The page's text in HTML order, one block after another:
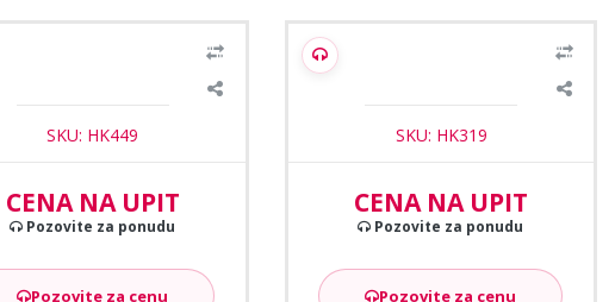
SKU: HK449
CENA NA UPIT
Pozovite za ponudu
Pozovite za cenu
Hikvision DS-K1T801M samostalni
SKU: HK319
CENA NA UPIT
Pozovite za ponudu
Pozovite za cenu